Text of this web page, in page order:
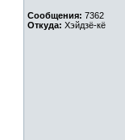
Сообщения: 7362
Откуда: Хэйдзё-кё